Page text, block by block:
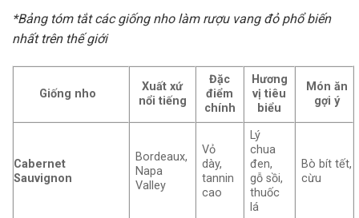
*Bảng tóm tắt các giống nho làm rượu vang đỏ phổ biến
nhất trên thế giới
Giống nho
Xuất xứ
nổi tiếng
Đặc
điểm
chính
Hương
vị tiêu
biểu
Món ăn
gợi ý
Cabernet
Sauvignon
Bordeaux,
Napa
Valley
Vỏ
dày,
tannin
cao
Lý
chua
đen,
gỗ sồi,
thuốc
lá
Bò bít tết,
cừu